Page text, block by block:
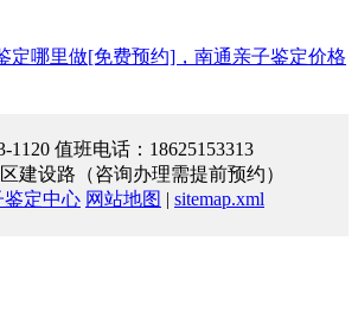
定哪里做[免费预约]，南通亲子鉴定价格
1120 值班电话：18625153313
建设路（咨询办理需提前预约）
定中心 网站地图 | sitemap.xml